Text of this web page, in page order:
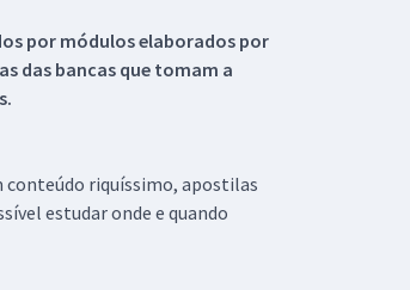
por módulos elaborados por
das bancas que tomam a
conteúdo riquíssimo, apostilas
estudar onde e quando